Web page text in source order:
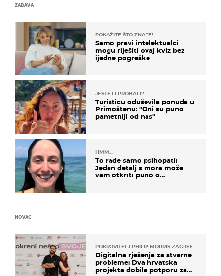
ZABAVA
POKAŽITE ŠTO ZNATE!
Samo pravi intelektualci
mogu riješiti ovaj kviz bez
ijedne pogreške
JESTE LI PROBALI?
Turisticu oduševila ponuda u
Primoštenu: "Oni su puno
pametniji od nas"
HMM…
To rade samo psihopati:
Jedan detalj s mora može
vam otkriti puno o
NOVAC
POKROVITELJ PHILIP MORRIS ZAGREB
Digitalna rješenja za stvarne
probleme: Dva hrvatska
projekta dobila potporu za